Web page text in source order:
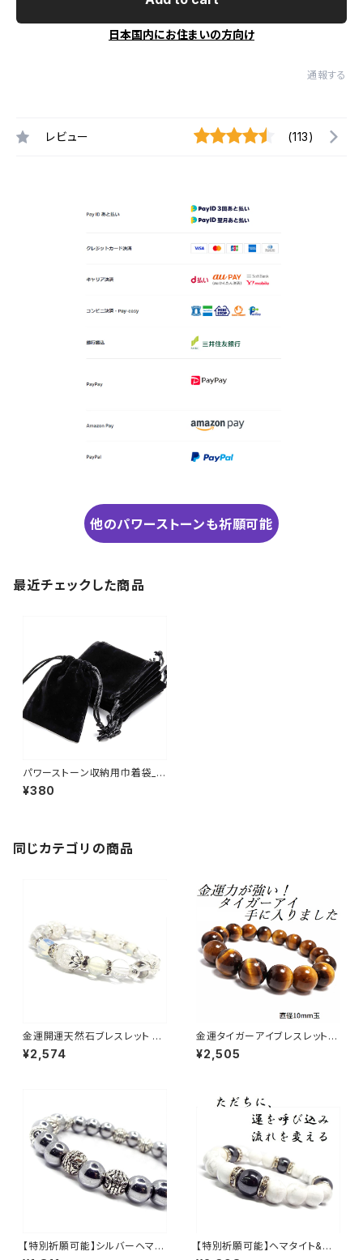
日本国内にお住まいの方向け
通報する
レビュー (113)
他のパワーストーンも祈願可能
最近チェックした商品
パワーストーン収納用巾着袋_N
S_P3-16_110【お届まで3〜14
日】
¥380
同じカテゴリの商品
金運開運天然石ブレスレット ク
ラック水晶 オパールパワースト
ーンNS_D5-17_585【お届まで
¥2,574
金運タイガーアイブレスレット
パワーストーン NS_B1-45
¥2,505
【特別祈願可能】シルバーヘマタ
【特別祈願可能】ヘマタイト&ホ